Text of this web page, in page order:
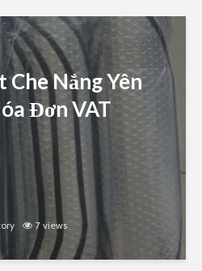
Che Nắng Yên
Đơn VAT
7 views